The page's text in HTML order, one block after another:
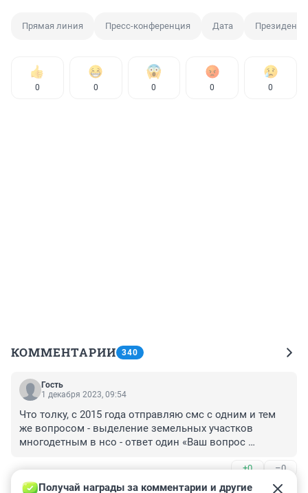
Прямая линия Пресс-конференция Дата Президент
0 0 0 0 0
КОММЕНТАРИИ 340
Гость
1 декабря 2023, 09:54
Что толку, с 2015 года отправляю смс с одним и тем
же вопросом - выделение земельных участков
многодетным в нсо - ответ один «Ваш вопрос
Иллюзий получить ответ, нет! Уже есть спортивный
интерес!
+0 –0
Гость
Получай награды за комментарии и другие